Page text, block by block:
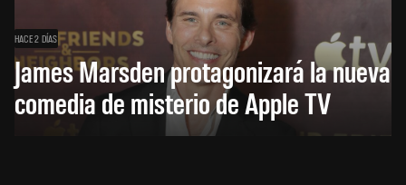
HACE 2 DÍAS
James Marsden protagonizará la nueva
comedia de misterio de Apple TV